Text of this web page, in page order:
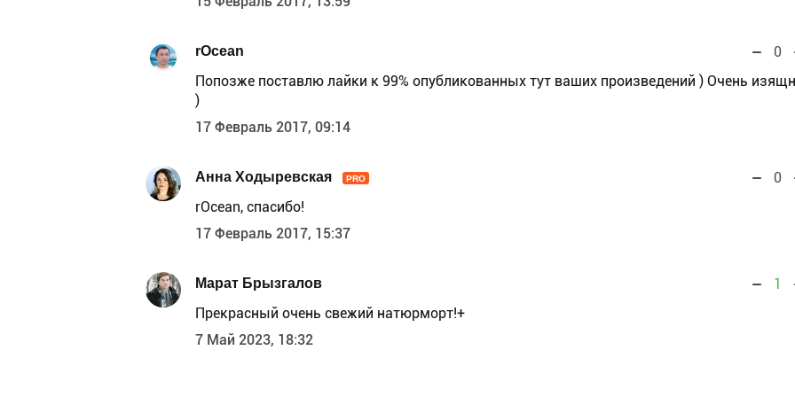
rOcean
0
Попозже поставлю лайки к 99% опубликованных тут ваших произведений ) Очень
)
17 Февраль 2017, 09:14
Анна Ходыревская PRO
0
rOcean, спасибо!
17 Февраль 2017, 15:37
Марат Брызгалов
1
Прекрасный очень свежий натюрморт!+
7 Май 2023, 18:32